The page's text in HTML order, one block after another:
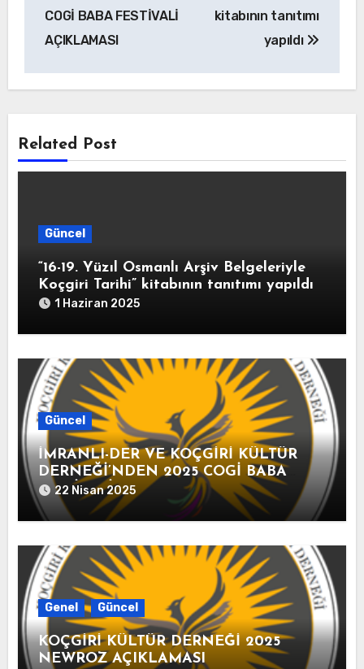
COGİ BABA FESTİVALİ
AÇIKLAMASI
kitabının tanıtımı
yapıldı
Related Post
Güncel
“16-19. Yüzıl Osmanlı Arşiv Belgeleriyle
Koçgiri Tarihi” kitabının tanıtımı yapıldı
1 Haziran 2025
Güncel
İMRANLI-DER VE KOÇGİRİ KÜLTÜR
DERNEĞİ’NDEN 2025 COGİ BABA
FESTİVALİ AÇIKLAMASI
22 Nisan 2025
Genel Güncel
KOÇGİRİ KÜLTÜR DERNEĞİ 2025
NEWROZ AÇIKLAMASI